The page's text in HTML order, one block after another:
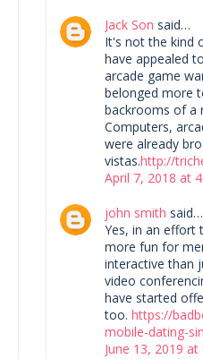
Jack Son said…
It's not the kind
have appealed
arcade game
belonged more
backrooms of a
Computers,
were already
vistas.http://
April 7, 2018 at
john smith said…
Yes, in an effort
more fun for
interactive than
video
have started
too. https://
mobile-dating-
June 13, 2019 at